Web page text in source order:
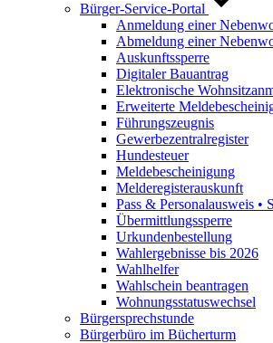
Bürger-Service-Portal
Anmeldung einer
Abmeldung einer
Auskunftssperre
Digitaler Bauantrag
Elektronische
Erweiterte
Führungszeugnis
Gewerbezentralregister
Hundesteuer
Meldebescheinigung
Melderegisterauskunft
Pass & Personalausweis •
Übermittlungssperre
Urkundenbestellung
Wahlergebnisse bis 2026
Wahlhelfer
Wahlschein beantragen
Wohnungsstatuswechsel
Bürgersprechstunde
Bürgerbüro im Bücherturm